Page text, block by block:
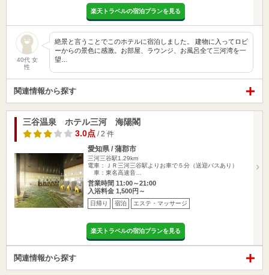
楽天トラベルの宿泊プランを見る
40代 女
性
絶景と言うことでこのホテルに宿泊しました。 建物に入ってロビ
ーからの景色に感激。お部屋、ラウンジ、お風呂全て三河湾を一
望…
関連情報から探す
三谷温泉 ホテル三河 海陽閣
3.0点 / 2 件
愛知県 / 蒲郡市
三河三谷駅1.29km
電車：ＪＲ三河三谷駅よりお車で５分（送迎バスあり）
車：東名高速音…
営業時間 11:00～21:00
入浴料金 1,500円～
日帰り 宿泊 エステ・マッサージ
楽天トラベルの宿泊プランを見る
関連情報から探す